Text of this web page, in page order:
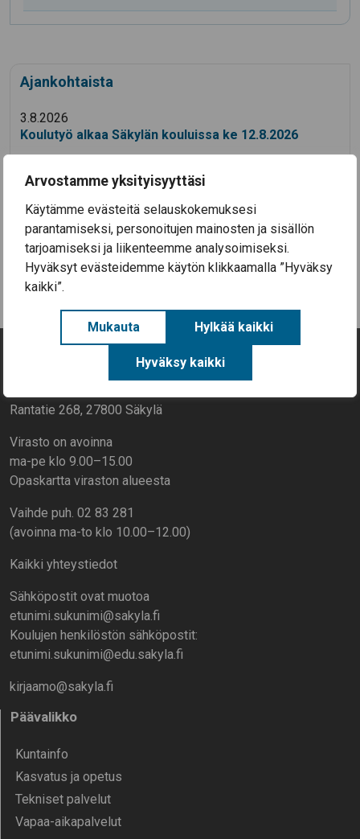
Arvostamme yksityisyyttäsi
Käytämme evästeitä selauskokemuksesi
parantamiseksi, personoitujen mainosten ja sisällön
tarjoamiseksi ja liikenteemme analysoimiseksi.
Hyväksyt evästeidemme käytön klikkaamalla ”Hyväksy
kaikki”.
Mukauta Hylkää kaikki
Hyväksy kaikki
Ajankohtaista
3.8.2026
Koulutyö alkaa Säkylän kouluissa ke 12.8.2026
Säkylän Taiteiden yö 2026
14.7.2026
Aineellisen avun kortteja on nyt haettavissa
Säkylässä (EU-ruokakortteja)
Kaikki uutiset
Rantatie 268, 27800 Säkylä
Virasto on avoinna
ma-pe klo 9.00–15.00
Opaskartta viraston alueesta
Vaihde puh. 02 83 281
(avoinna ma-to klo 10.00–12.00)
Kaikki yhteystiedot
Sähköpostit ovat muotoa
etunimi.sukunimi@sakyla.fi
Koulujen henkilöstön sähköpostit:
etunimi.sukunimi@edu.sakyla.fi
kirjaamo@sakyla.fi
Päävalikko
Kunta­info
Kasvatus ja opetus
Tekniset palvelut
Vapaa-aika­palvelut